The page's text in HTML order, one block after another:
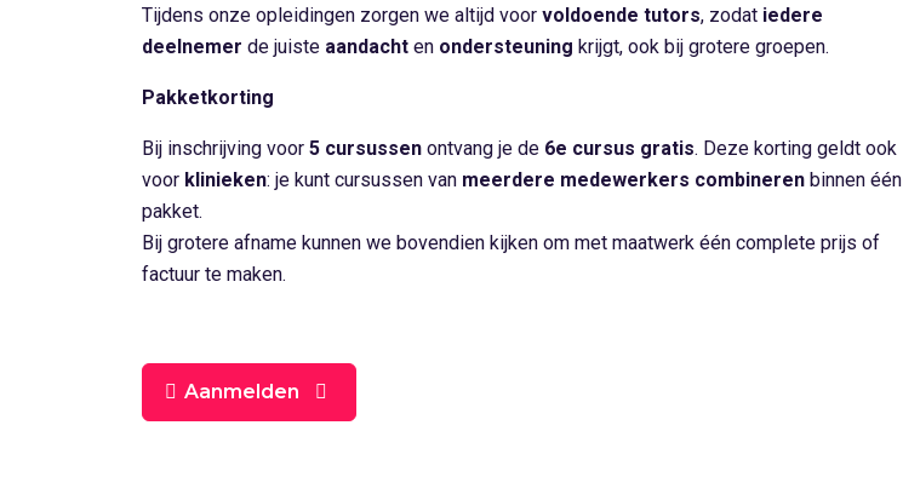
Tijdens onze opleidingen zorgen we altijd voor voldoende tutors, zodat iedere
deelnemer de juiste aandacht en ondersteuning krijgt, ook bij grotere groepen.
Pakketkorting
Bij inschrijving voor 5 cursussen ontvang je de 6e cursus gratis. Deze korting geldt ook
voor klinieken: je kunt cursussen van meerdere medewerkers combineren binnen één
pakket.
Bij grotere afname kunnen we bovendien kijken om met maatwerk één complete prijs of
factuur te maken.
Aanmelden